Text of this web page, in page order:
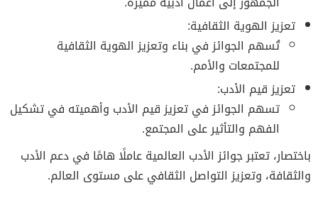
تعزيز الهوية الثقافية:
تُسهم الجوائز في بناء وتعزيز الهوية الثقافية
للمجتمعات والأمم.
تعزيز قيم الأدب:
تسهم الجوائز في تعزيز قيم الأدب وأهميته في تشكيل
الفهم والتأثير على المجتمع.
باختصار، تعتبر جوائز الأدب العالمية عاملًا هامًا في دعم الأدب
والثقافة، وتعزيز التواصل الثقافي على مستوى العالم.